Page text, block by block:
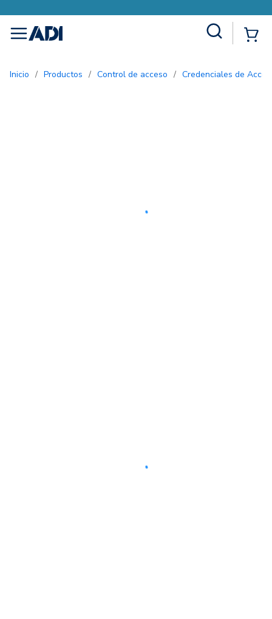
menu
Inicio / Productos / Control de acceso / Credenciales de